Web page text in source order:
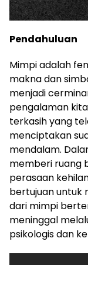
Pendahuluan
Mimpi adalah
makna dan
menjadi
pengalaman
terkasih yang
menciptakan
mendalam.
memberi ruang
perasaan
bertujuan untuk
dari mimpi
meninggal
psikologis dan